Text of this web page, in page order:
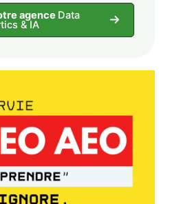
agence Data
& IA